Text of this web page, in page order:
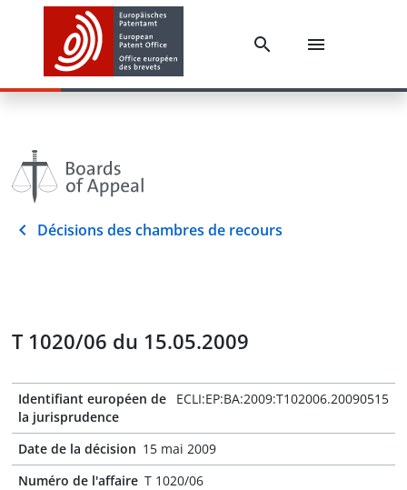
Décisions des chambres de recours
T 1020/06 du 15.05.2009
Identifiant européen de
la jurisprudence
ECLI:EP:BA:2009:T102006.20090515
Date de la décision 15 mai 2009
Numéro de l'affaire T 1020/06